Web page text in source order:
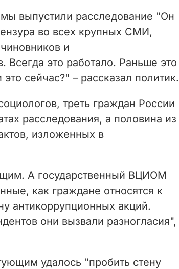
выпустили расследование "Он
во всех крупных СМИ,
и
Всегда это работало. Раньше это
сейчас?" – рассказал политик.
треть граждан России
расследования, а половина из
изложенных в
А государственный ВЦИОМ
как граждане относятся к
антикоррупционных акций.
они вызвали разногласия",
удалось "пробить стену